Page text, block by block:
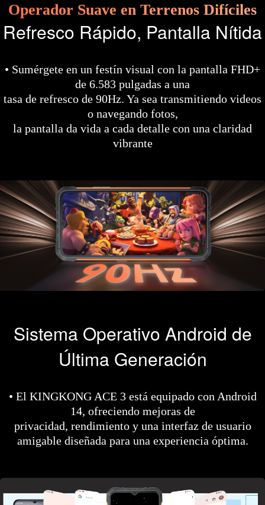
Operador Suave en Terrenos Difíciles
Refresco Rápido, Pantalla Nítida
• Sumérgete en un festín visual con la pantalla FHD+
de 6.583 pulgadas a una
tasa de refresco de 90Hz. Ya sea transmitiendo videos
o navegando fotos,
la pantalla da vida a cada detalle con una claridad
vibrante
Sistema Operativo Android de
Última Generación
• El KINGKONG ACE 3 está equipado con Android
14, ofreciendo mejoras de
privacidad, rendimiento y una interfaz de usuario
amigable diseñada para una experiencia óptima.